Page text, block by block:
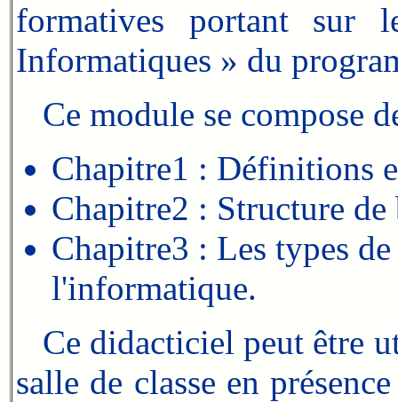
formatives portant sur
Informatiques » du
Ce module se compose
Chapitre1 : Définitions
Chapitre2 : Structure
Chapitre3 : Les types
l'informatique.
Ce didacticiel peut être
salle de classe en